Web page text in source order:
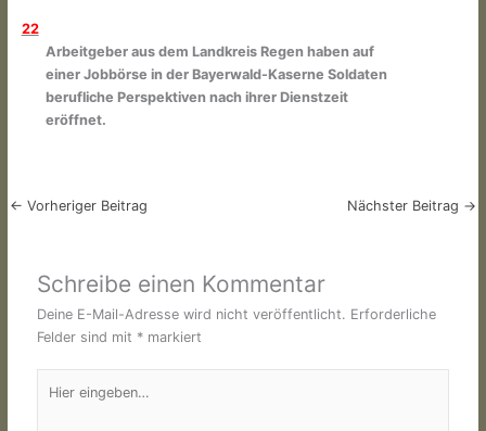
22
Arbeitgeber aus dem Landkreis Regen haben auf
einer Jobbörse in der Bayerwald-Kaserne Soldaten
berufliche Perspektiven nach ihrer Dienstzeit
eröffnet.
← Vorheriger Beitrag Nächster Beitrag →
Schreibe einen Kommentar
Deine E-Mail-Adresse wird nicht veröffentlicht. Erforderliche
Felder sind mit * markiert
eingeben…